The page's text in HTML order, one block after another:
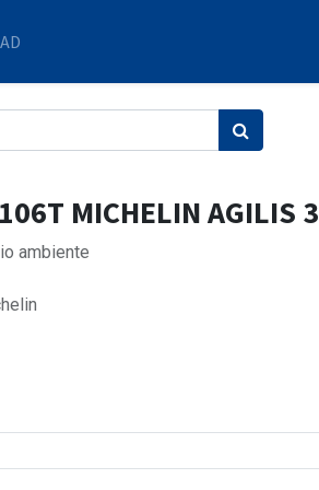
MICHELIN AGILIS 3
ambiente